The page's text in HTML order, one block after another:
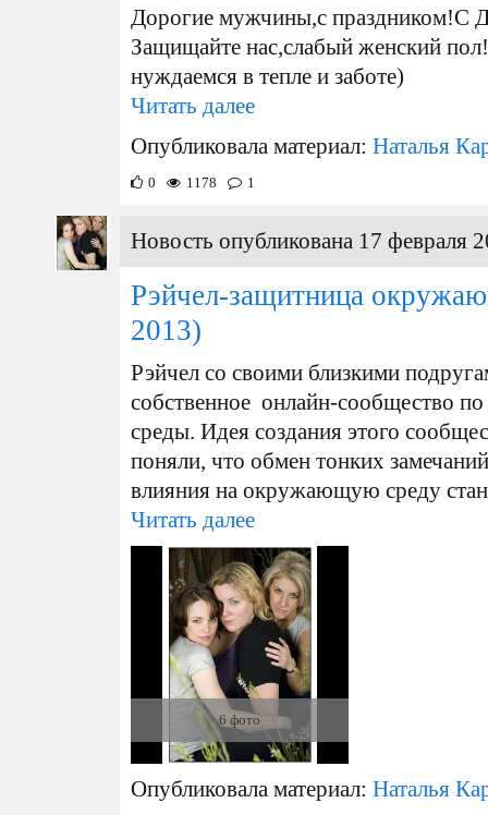
Дорогие мужчины,с праздником!С
Защищайте нас,слабый женский
нуждаемся в тепле и заботе)
Читать далее
Опубликовала материал: Наталья
0 1178 1
Новость опубликована 17 февраля
Рэйчел-защитница
2013)
Рэйчел со своими близкими
собственное онлайн-сообщество
среды. Идея создания этого
поняли, что обмен тонких
влияния на окружающую среду
Читать далее
6 фото
Опубликовала материал: Наталья